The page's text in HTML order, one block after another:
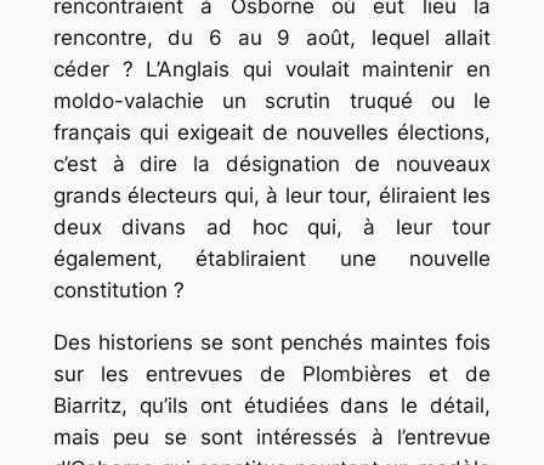
rencontraient à Osborne où eut lieu la
rencontre, du 6 au 9 août, lequel allait
céder ? L’Anglais qui voulait maintenir en
moldo-valachie un scrutin truqué ou le
français qui exigeait de nouvelles élections,
c’est à dire la désignation de nouveaux
grands électeurs qui, à leur tour, éliraient les
deux divans ad hoc qui, à leur tour
également, établiraient une nouvelle
constitution ?
Des historiens se sont penchés maintes fois
sur les entrevues de Plombières et de
Biarritz, qu’ils ont étudiées dans le détail,
mais peu se sont intéressés à l’entrevue